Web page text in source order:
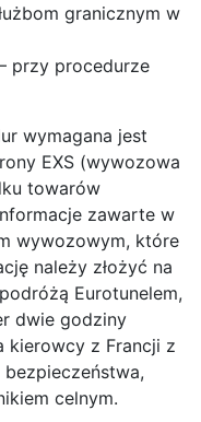
granicznym w
przy procedurze
wymagana jest
EXS (wywozowa
towarów
zawarte w
wywozowym, które
należy złożyć na
Eurotunelem,
dwie godziny
kierowcy z Francji z
celnym.